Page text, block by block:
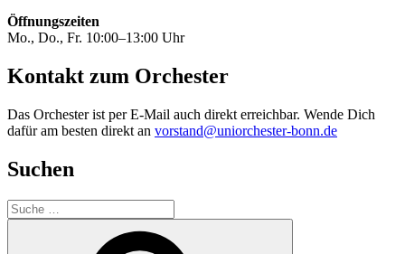
Öffnungszeiten
Mo., Do., Fr. 10:00–13:00 Uhr
Kontakt zum Orchester
Das Orchester ist per E-Mail auch direkt erreichbar. Wende Dich
dafür am besten direkt an vorstand@uniorchester-bonn.de
Suchen
Suche
nach: